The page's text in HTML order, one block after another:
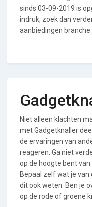
sinds 03-09-2019 is
indruk, zoek dan
aanbiedingen branche.
Niet alleen klachten
met Gadgetknaller
de ervaringen van
reageren. Ga niet
op de hoogte bent van
Bepaal zelf wat je van
dit ook weten. Ben je
op de rode of groene